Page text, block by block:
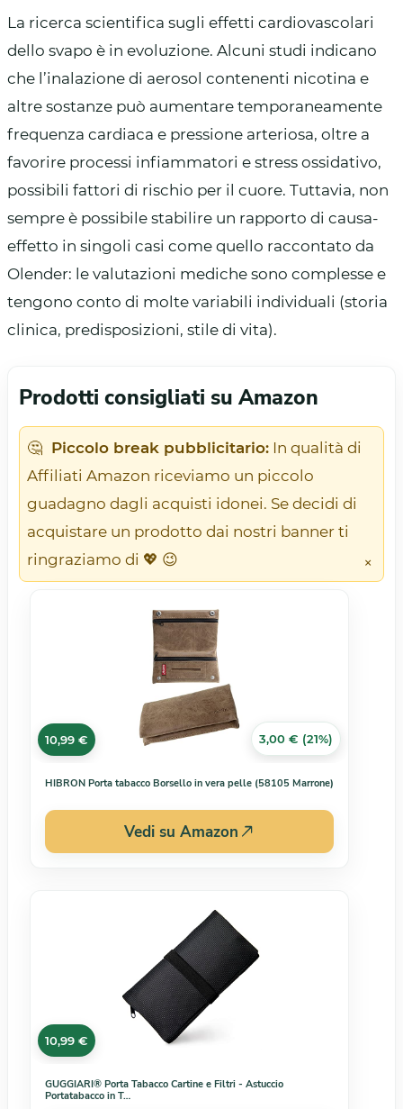
La ricerca scientifica sugli effetti cardiovascolari
dello svapo è in evoluzione. Alcuni studi indicano
che l’inalazione di aerosol contenenti nicotina e
altre sostanze può aumentare temporaneamente
frequenza cardiaca e pressione arteriosa, oltre a
favorire processi infiammatori e stress ossidativo,
possibili fattori di rischio per il cuore. Tuttavia, non
sempre è possibile stabilire un rapporto di causa-
effetto in singoli casi come quello raccontato da
Olender: le valutazioni mediche sono complesse e
tengono conto di molte variabili individuali (storia
clinica, predisposizioni, stile di vita).
Prodotti consigliati su Amazon
🤔 Piccolo break pubblicitario: In qualità di
Affiliati Amazon riceviamo un piccolo
guadagno dagli acquisti idonei. Se decidi di
acquistare un prodotto dai nostri banner ti
ringraziamo di 💖 😉
×
10,99 € 3,00 € (21%)
HIBRON Porta tabacco Borsello in vera pelle (58105 Marrone)
Vedi su Amazon
10,99 €
GUGGIARI® Porta Tabacco Cartine e Filtri - Astuccio
Portatabacco in T…